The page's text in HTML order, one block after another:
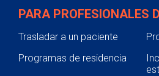
PARA PROFESIONALES
Trasladar a un paciente
Programas de residencia